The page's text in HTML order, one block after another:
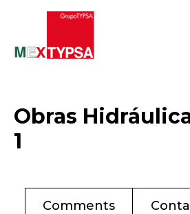
Obras
1
Comments